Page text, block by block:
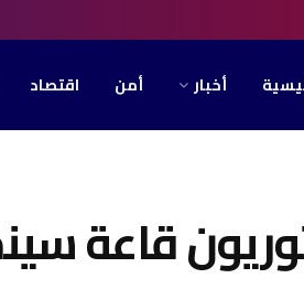
أخبار أمن اقتصاد
قاعة